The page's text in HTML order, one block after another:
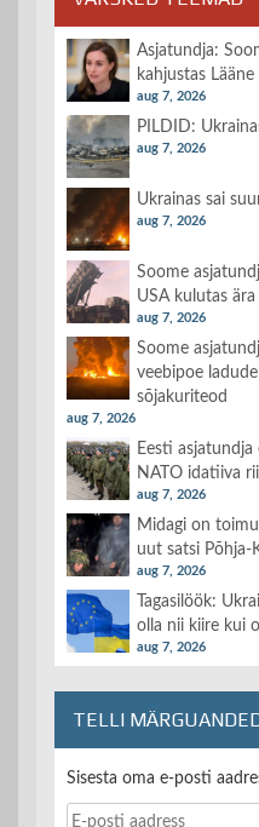
Asjatundja:
kahjustas
aug 7, 2026
PILDID:
aug 7, 2026
Ukrainas sai
aug 7, 2026
Soome
USA kulutas
aug 7, 2026
Soome
veebipoe
sõjakuriteod
aug 7, 2026
Eesti asjatundja
NATO idatiiva
aug 7, 2026
Midagi on
uut satsi Põhja-
aug 7, 2026
Tagasilöök:
olla nii kiire kui
aug 7, 2026
TELLI
Sisesta oma e-posti
E-